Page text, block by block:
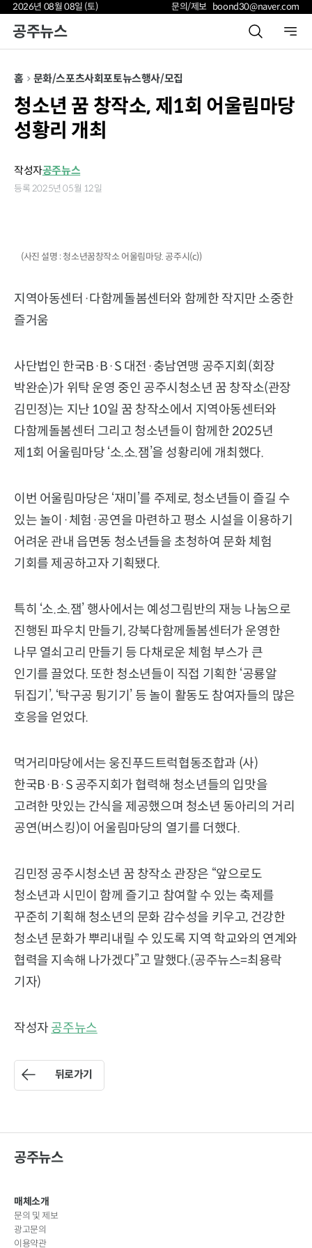
2026년 08월 08일 (토) 문의/제보 boond30@naver.com
공주뉴스
홈 문화/스포츠사회포토뉴스행사/모집
청소년 꿈 창작소, 제1회 어울림마당
성황리 개최
작성자공주뉴스
등록 2025년 05월 12일
(사진 설명 : 청소년꿈창작소 어울림마당. 공주시(c))
지역아동센터·다함께돌봄센터와 함께한 작지만 소중한
즐거움
사단법인 한국B·B·S 대전·충남연맹 공주지회(회장
박완순)가 위탁 운영 중인 공주시청소년 꿈 창작소(관장
김민정)는 지난 10일 꿈 창작소에서 지역아동센터와
다함께돌봄센터 그리고 청소년들이 함께한 2025년
제1회 어울림마당 ‘소.소.잼’을 성황리에 개최했다.
이번 어울림마당은 ‘재미’를 주제로, 청소년들이 즐길 수
있는 놀이·체험·공연을 마련하고 평소 시설을 이용하기
어려운 관내 읍면동 청소년들을 초청하여 문화 체험
기회를 제공하고자 기획됐다.
특히 ‘소.소.잼’ 행사에서는 예성그림반의 재능 나눔으로
진행된 파우치 만들기, 강북다함께돌봄센터가 운영한
나무 열쇠고리 만들기 등 다채로운 체험 부스가 큰
인기를 끌었다. 또한 청소년들이 직접 기획한 ‘공룡알
뒤집기’, ‘탁구공 튕기기’ 등 놀이 활동도 참여자들의 많은
호응을 얻었다.
먹거리마당에서는 웅진푸드트럭협동조합과 (사)
한국B·B·S 공주지회가 협력해 청소년들의 입맛을
고려한 맛있는 간식을 제공했으며 청소년 동아리의 거리
공연(버스킹)이 어울림마당의 열기를 더했다.
김민정 공주시청소년 꿈 창작소 관장은 “앞으로도
청소년과 시민이 함께 즐기고 참여할 수 있는 축제를
꾸준히 기획해 청소년의 문화 감수성을 키우고, 건강한
청소년 문화가 뿌리내릴 수 있도록 지역 학교와의 연계와
협력을 지속해 나가겠다”고 말했다.(공주뉴스=최용락
기자)
작성자 공주뉴스
뒤로가기
공주뉴스
매체소개
문의 및 제보
광고문의
이용약관